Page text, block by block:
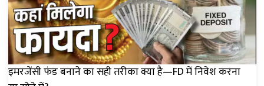
इमरजेंसी फंड बनाने का सही तरीका क्या है—FD में निवेश करना